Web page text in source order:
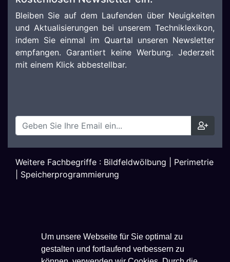
Um unsere Webseite für Sie optimal zu
gestalten und fortlaufend verbessern zu
Bleiben Sie auf dem Laufenden über Neuigkeiten
und Aktualisierungen bei unserem Techniklexikon,
indem Sie einmal im Quartal unseren Newsletter
empfangen. Garantiert keine Werbung. Jederzeit
mit einem Klick abbestellbar.
Weitere Fachbegriffe : Bildfeldwölbung
Perimetrie
Speicherprogrammierung